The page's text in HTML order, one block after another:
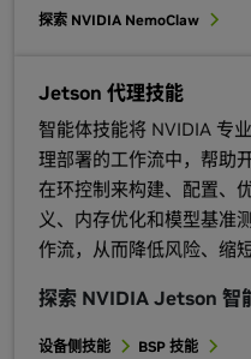
探索 NVIDIA NemoClaw
Jetson 代理技能
智能体技能将 NVIDIA 专
理部署的工作流中，帮助
在环控制来构建、配置、
义、内存优化和模型基准
作流，从而降低风险、缩
探索 NVIDIA Jetson 智
设备侧技能 BSP 技能